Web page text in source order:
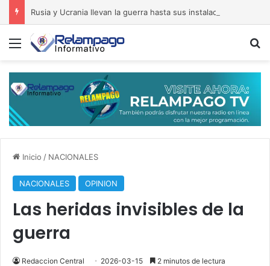
Menú
Inicio / NACIONALES
NACIONALES OPINION
Las heridas invisibles de la
guerra
Redaccion Central 2026-03-15 2 minutos de lectura